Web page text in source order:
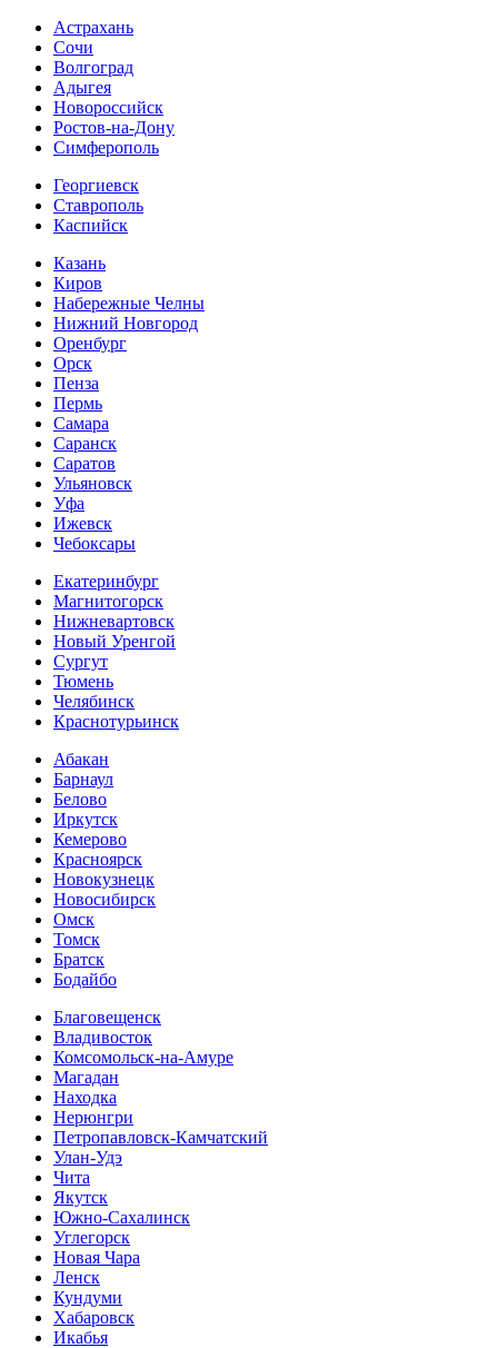
Астрахань
Сочи
Волгоград
Адыгея
Новороссийск
Ростов-на-Дону
Симферополь
Георгиевск
Ставрополь
Каспийск
Казань
Киров
Набережные Челны
Нижний Новгород
Оренбург
Орск
Пенза
Пермь
Самара
Саранск
Саратов
Ульяновск
Уфа
Ижевск
Чебоксары
Екатеринбург
Магнитогорск
Нижневартовск
Новый Уренгой
Сургут
Тюмень
Челябинск
Краснотурьинск
Абакан
Барнаул
Белово
Иркутск
Кемерово
Красноярск
Новокузнецк
Новосибирск
Омск
Томск
Братск
Бодайбо
Благовещенск
Владивосток
Комсомольск-на-Амуре
Магадан
Находка
Нерюнгри
Петропавловск-Камчатский
Улан-Удэ
Чита
Якутск
Южно-Сахалинск
Углегорск
Новая Чара
Ленск
Кундуми
Хабаровск
Икабья